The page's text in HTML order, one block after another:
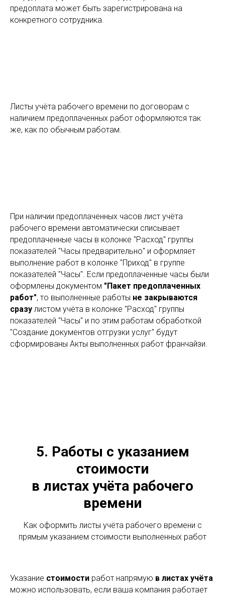
предоплата может быть зарегистрирована на
конкретного сотрудника.
Листы учёта рабочего времени по договорам с
наличием предоплаченных работ оформляются так
же, как по обычным работам.
При наличии предоплаченных часов лист учёта
рабочего времени автоматически списывает
предоплаченные часы в колонке "Расход" группы
показателей "Часы предварительно" и оформляет
выполнение работ в колонке "Приход" в группе
показателей "Часы". Если предоплаченные часы были
оформлены документом "Пакет предоплаченных
работ", то выполненные работы не закрываются
сразу листом учёта в колонке "Расход" группы
показателей "Часы" и по этим работам обработкой
"Создание документов отгрузки услуг" будут
сформированы Акты выполненных работ франчайзи.
5. Работы с указанием
стоимости
в листах учёта рабочего
времени
Как оформить листы учёта рабочего времени с
прямым указанием стоимости выполненных работ
Указание стоимости работ напрямую в листах учёта
можно использовать, если ваша компания работает